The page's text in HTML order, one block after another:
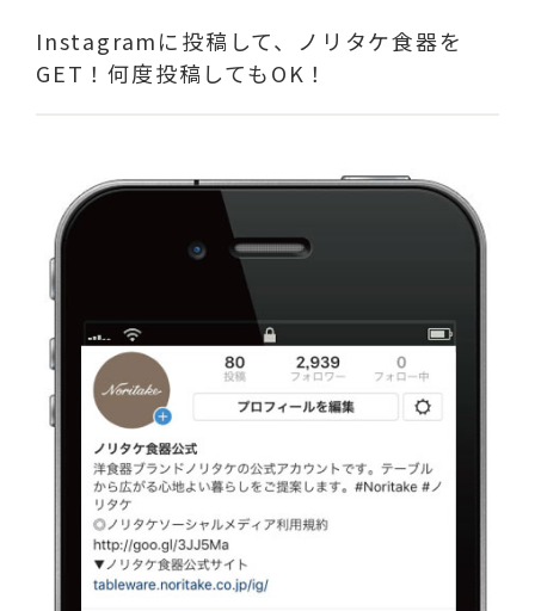
Instagramに投稿して、ノリタケ食器を
GET！何度投稿してもOK！